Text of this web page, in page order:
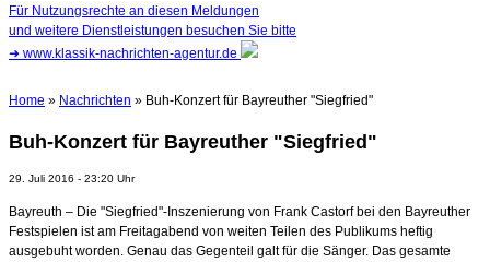
Für Nutzungsrechte an diesen Meldungen
und weitere Dienstleistungen besuchen Sie bitte
➜ www.klassik-nachrichten-agentur.de
Home » Nachrichten » Buh-Konzert für Bayreuther "Siegfried"
Buh-Konzert für Bayreuther "Siegfried"
29. Juli 2016 - 23:20 Uhr
Bayreuth – Die "Siegfried"-Inszenierung von Frank Castorf bei den Bayreuther
Festspielen ist am Freitagabend von weiten Teilen des Publikums heftig
ausgebuht worden. Genau das Gegenteil galt für die Sänger. Das gesamte